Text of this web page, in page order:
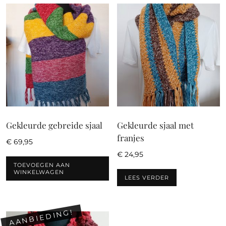
Gekleurde gebreide sjaal
€ 69,95
TOEVOEGEN AAN
WINKELWAGEN
Gekleurde sjaal met
franjes
€ 24,95
LEES VERDER
AANBIEDING!